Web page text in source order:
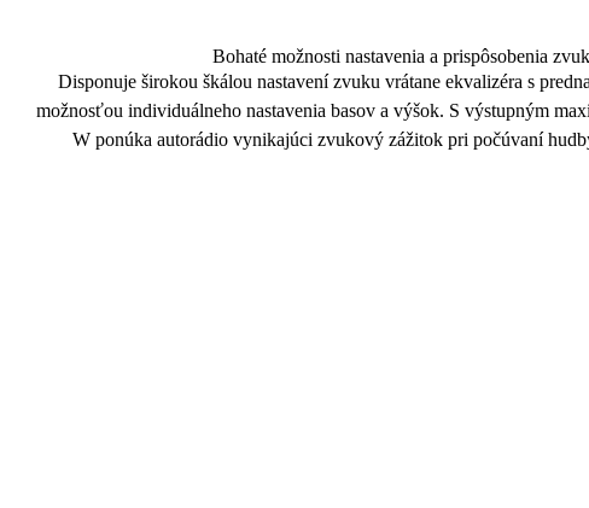
Bohaté možnosti nastavenia a prispôsobenia
Disponuje širokou škálou nastavení zvuku vrátane ekvalizéra s
možnosťou individuálneho nastavenia basov a výšok. S výstupným
Wponúka autorádio vynikajúci zvukový zážitok pri počúvaní